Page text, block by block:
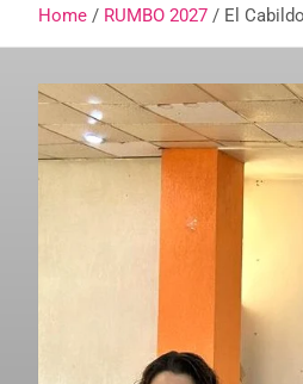
Home RUMBO 2027 El